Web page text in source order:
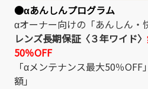
●αあんしんプログラム
αオーナー向けの「あんしん・
レンズ長期保証〈３年ワイド〉
50％OFF
「αメンテナンス最大50％
額」